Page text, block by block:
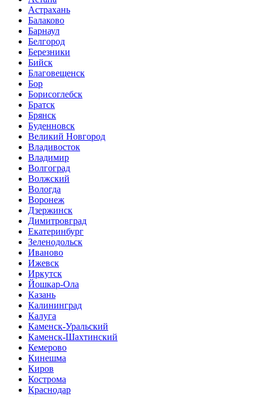
Астрахань
Балаково
Барнаул
Белгород
Березники
Бийск
Благовещенск
Бор
Борисоглебск
Братск
Брянск
Буденновск
Великий Новгород
Владивосток
Владимир
Волгоград
Волжский
Вологда
Воронеж
Дзержинск
Димитровград
Екатеринбург
Зеленодольск
Иваново
Ижевск
Иркутск
Йошкар-Ола
Казань
Калининград
Калуга
Каменск-Уральский
Каменск-Шахтинский
Кемерово
Кинешма
Киров
Кострома
Краснодар